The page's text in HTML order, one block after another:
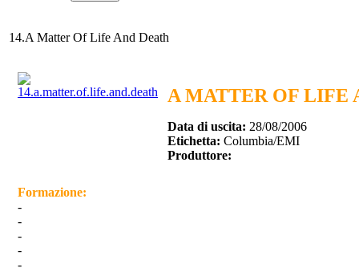
14.A Matter Of Life And Death
A MATTER OF LIFE
Data di uscita: 28/08/2006
Etichetta: Columbia/EMI
Produttore:
Formazione:
-
-
-
-
-